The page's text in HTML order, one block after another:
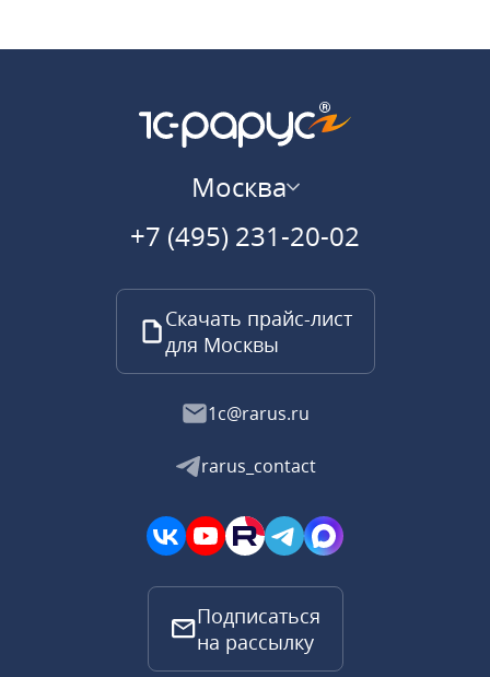
Москва
+7 (495) 231-20-02
Скачать прайс-лист
для Москвы
1c@rarus.ru
rarus_contact
Подписаться
на рассылку